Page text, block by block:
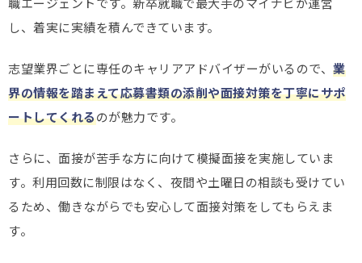
し、着実に実績を積んできています。
志望業界ごとに専任のキャリアアドバイザーがいるので、 業
界の情報を踏まえて応募書類の添削や面接対策を丁寧にサポ
ートしてくれるのが魅力です。
さらに、面接が苦手な方に向けて模擬面接を実施していま
す。利用回数に制限はなく、夜間や土曜日の相談も受けてい
るため、働きながらでも安心して面接対策をしてもらえま
す。